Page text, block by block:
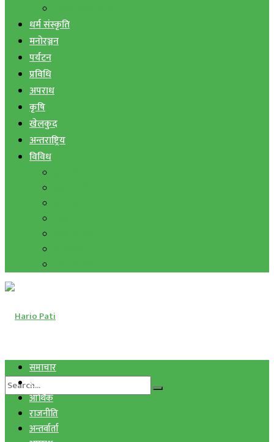
धर्म संस्कृति
मनोरञ्जन
पर्यटन
प्रविधि
अपराध
कृषि
खेलकुद
अन्तराष्ट्रिय
विविध
समाचार
स्वास्थ्य
आर्थिक
राजनीति
अन्तर्वार्ता